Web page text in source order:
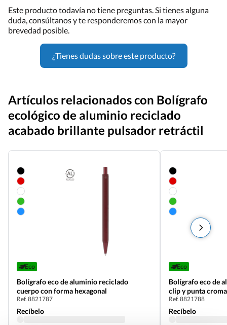
Este producto todavía no tiene preguntas. Si tienes alguna
duda, consúltanos y te responderemos con la mayor
brevedad posible.
¿Tienes dudas sobre este producto?
Artículos relacionados con Bolígrafo
ecológico de aluminio reciclado
acabado brillante pulsador retráctil
Eco
Bolígrafo eco de aluminio reciclado
cuerpo con forma hexagonal
Ref. 8821787
Recíbelo
Eco
Bolígrafo eco de
clip y punta
Ref. 8821788
Recíbelo